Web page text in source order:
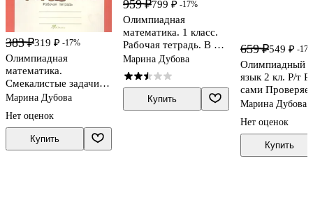
383 ₽319 ₽ -17%
Олимпиадная
математика.
Смекалистые задачи. 2
класс. Рабочая тетрадь
Марина Дубова
Нет оценок
Купить
959 ₽799 ₽ -17%
Олимпиадная
математика. 1 класс.
Рабочая тетрадь. В 4-х
частях. Комплект
Марина Дубова
Купить
659 ₽549 ₽ -
Олимпиадный
язык 2 кл. Р/т
сами
4тт (компл.
Дуб
Марина Дубова
Нет оценок
Купить